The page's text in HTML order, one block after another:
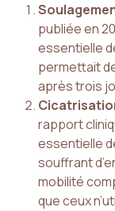
publiée en
essentielle
permettait
après trois
rapport
essentielle
souffrant
mobilité
que ceux